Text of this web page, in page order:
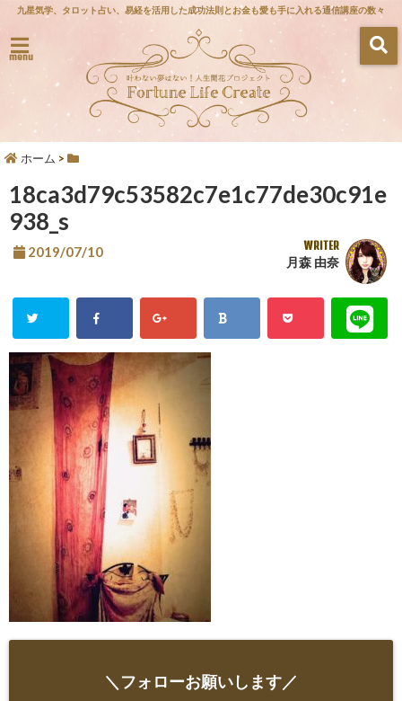
九星気学、タロット占い、易経を活用した成功法則とお金も愛も手に入れる通信講座の数々
menu
ホーム >
18ca3d79c53582c7e1c77de30c91e
938_s
2019/07/10 WRITER
月森 由奈
＼フォローお願いします／